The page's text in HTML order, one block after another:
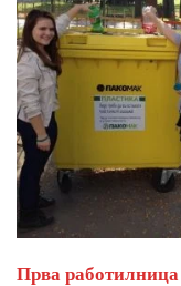
Прва работилница